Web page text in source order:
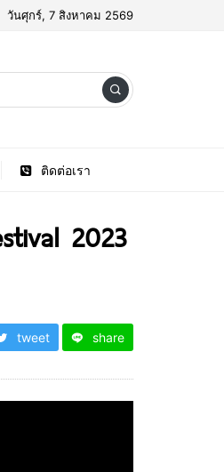
วันศุกร์, 7 สิงหาคม 2569
ติดต่อเรา
2023
tweet share